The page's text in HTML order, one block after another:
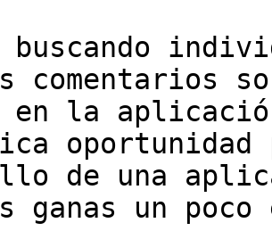
buscando
comentarios
en la
de una
ganas un